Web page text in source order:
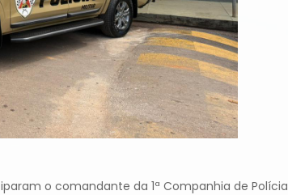
o comandante da 1ª Companhia de